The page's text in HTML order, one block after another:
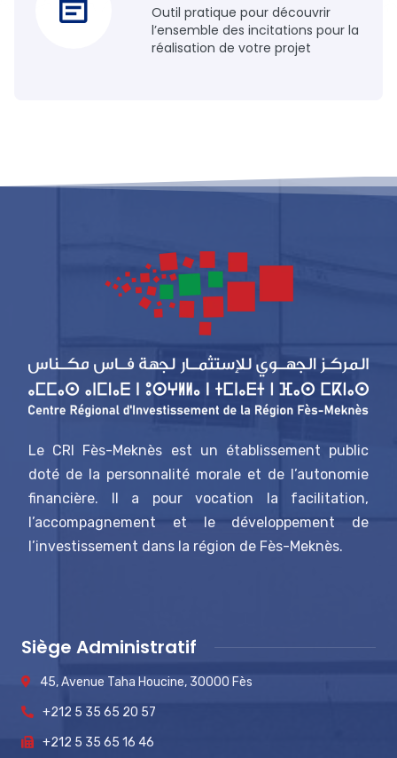
Outil pratique pour découvrir
l’ensemble des incitations pour la
réalisation de votre projet
Le CRI Fès-Meknès est un établissement public
doté de la personnalité morale et de l’autonomie
financière. Il a pour vocation la facilitation,
l’accompagnement et le développement de
l’investissement dans la région de Fès-Meknès.
Siège Administratif
45, Avenue Taha Houcine, 30000 Fès
+212 5 35 65 20 57
+212 5 35 65 16 46